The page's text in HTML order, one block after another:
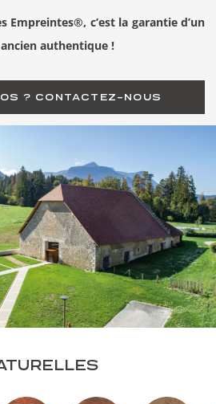
Empreintes®, c’est la garantie d’un
authentique !
? CONTACTEZ-NOUS